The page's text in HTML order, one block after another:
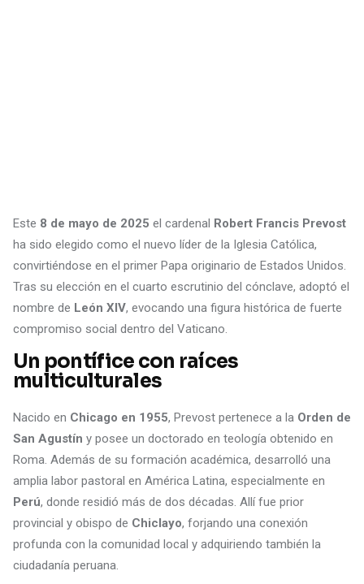
Este 8 de mayo de 2025 el cardenal Robert Francis Prevost
ha sido elegido como el nuevo líder de la Iglesia Católica,
convirtiéndose en el primer Papa originario de Estados Unidos.
Tras su elección en el cuarto escrutinio del cónclave, adoptó el
nombre de León XIV, evocando una figura histórica de fuerte
compromiso social dentro del Vaticano.
Un pontífice con raíces
multiculturales
Nacido en Chicago en 1955, Prevost pertenece a la Orden de
San Agustín y posee un doctorado en teología obtenido en
Roma. Además de su formación académica, desarrolló una
amplia labor pastoral en América Latina, especialmente en
Perú, donde residió más de dos décadas. Allí fue prior
provincial y obispo de Chiclayo, forjando una conexión
profunda con la comunidad local y adquiriendo también la
ciudadanía peruana.